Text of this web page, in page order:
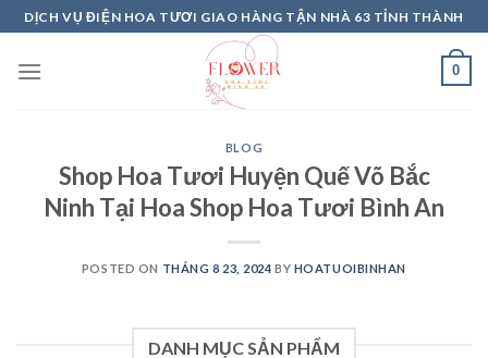
Skip
to
content
DỊCH VỤ ĐIỆN HOA TƯƠI GIAO HÀNG TẬN NHÀ 63 TỈNH THÀNH
0
BLOG
Shop Hoa Tươi Huyện Quế Võ Bắc
Ninh Tại Hoa Shop Hoa Tươi Bình An
POSTED ON THÁNG 8 23, 2024 BY HOATUOIBINHAN
DANH MỤC SẢN PHẨM